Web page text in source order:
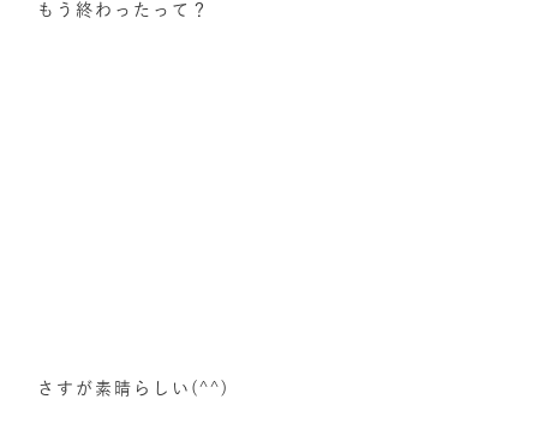
もう終わったって？
さすが素晴らしい(^^)